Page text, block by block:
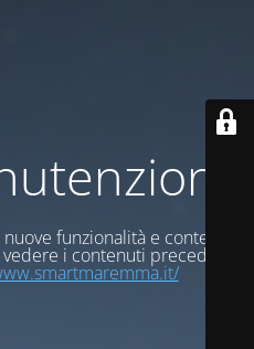
funzionalità e contenuti
i contenuti precedenti